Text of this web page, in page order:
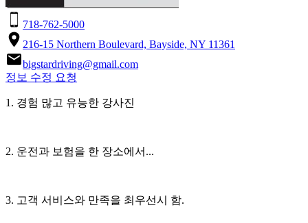
718-762-5000
216-15 Northern Boulevard, Bayside, NY 11361
bigstardriving@gmail.com
정보 수정 요청
1. 경험 많고 유능한 강사진
2. 운전과 보험을 한 장소에서...
3. 고객 서비스와 만족을 최우선시 함.